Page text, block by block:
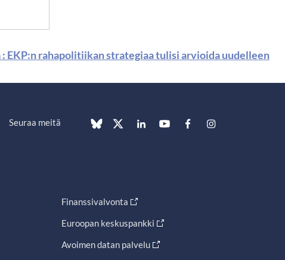
EKP:n rahapolitiikan strategiaa tulisi arvioida uudelleen
Seuraa meitä
Finanssivalvonta
Euroopan keskuspankki
Avoimen datan palvelu